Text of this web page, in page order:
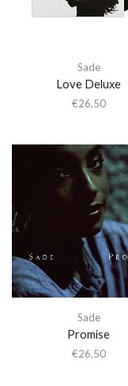
Sade
Love Deluxe
€26,50
Sade
Promise
€26,50